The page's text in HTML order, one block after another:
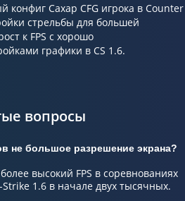
конфиг Сахар CFG игрока в Counter
стрельбы для большей
к FPS с хорошо
графики в CS 1.6.
вопросы
не большое разрешение экрана?
высокий FPS в соревнованиях
1.6 в начале двух тысячных.